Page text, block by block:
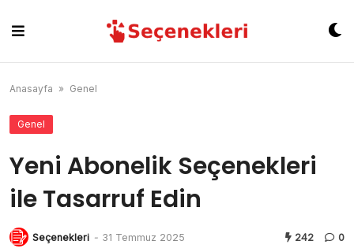
content
Anasayfa » Genel
Genel
Yeni Abonelik Seçenekleri
ile Tasarruf Edin
Seçenekleri - 31 Temmuz 2025 242 0